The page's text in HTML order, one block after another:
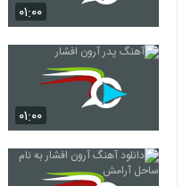
۰۱:۰۰
۰۱:۰۰